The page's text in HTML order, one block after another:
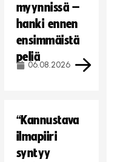
myynnissä –
hanki ennen
ensimmäistä
peliä
06.08.2026
“Kannustava
ilmapiiri
syntyy